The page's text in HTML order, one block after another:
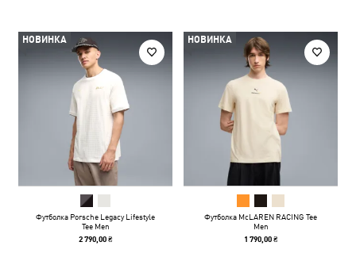
НОВИНКА
Футболка Porsche Legacy Lifestyle
Tee Men
2 790,00 ₴
НОВИНКА
Футболка McLAREN RACING Tee
Men
1 790,00 ₴